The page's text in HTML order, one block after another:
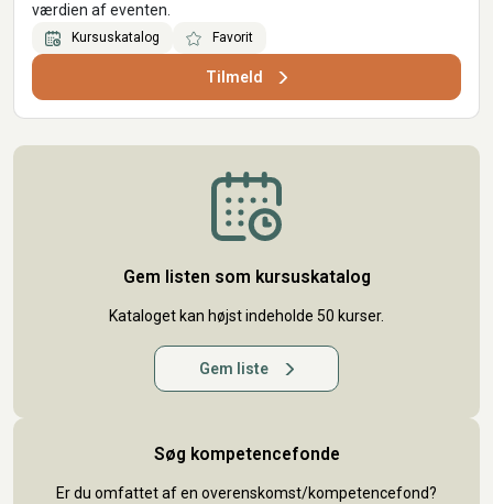
værdien af eventen.
Kursuskatalog Favorit
Tilmeld
Gem listen som kursuskatalog
Kataloget kan højst indeholde 50 kurser.
Gem liste
Søg kompetencefonde
Er du omfattet af en overenskomst/kompetencefond?